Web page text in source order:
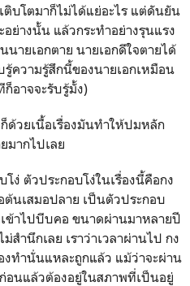
บโตมาก็ไม่ได้แย่อะไร แต่ดันยัน
ย่างนั้น แล้วกระทำอย่างรุนแรง
ายเอกตาย นายเอกดีใจตายได้
ความรู้สึกนี้ของนายเอกเหมือน
อาจจะรับรู้มั้ง)
วยเนื้อเรื่องมันทำให้ปมหลัก
มากไปเลย
ง่ ตัวประกอบโง่ในเรื่องนี้คือกง
นเสมอปลาย เป็นตัวประกอบ
ข้าไปบีบคอ ขนาดผ่านมาหลายปี
ำนึกเลย เราว่าเวลาผ่านไป กง
ทำนั่นแหละถูกแล้ว แม้ว่าจะผ่าน
อนแล้วต้องอยู่ในสภาพที่เป็นอยู่